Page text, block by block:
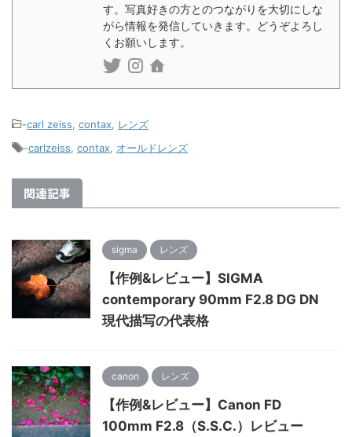
す。写真好きの方とのつながりを大切にしな
がら情報を発信していきます。どうぞよろし
くお願いします。
-carl zeiss contax
レンズ
-carlzeiss contax オールドレンズ
関連記事
sigma レンズ
【作例&レビュー】SIGMA
contemporary 90mm F2.8 DG DN
現代描写の代表格
canon レンズ
【作例&レビュー】Canon FD
100mm F2.8（S.S.C.）レビュー